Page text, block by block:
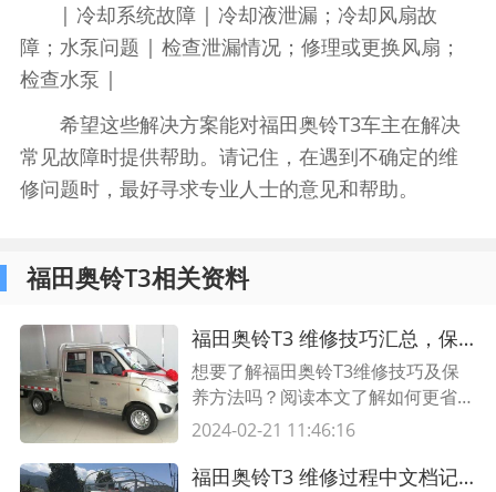
| 冷却系统故障 | 冷却液泄漏；冷却风扇故
障；水泵问题 | 检查泄漏情况；修理或更换风扇；
检查水泵 |
希望这些解决方案能对福田奥铃T3车主在解决
常见故障时提供帮助。请记住，在遇到不确定的维
修问题时，最好寻求专业人士的意见和帮助。
福田奥铃T3相关资料
福田奥铃T3 维修技巧汇总，保养更省心
想要了解福田奥铃T3维修技巧及保
养方法吗？阅读本文了解如何更省心
地维护您的车辆，同时找到适合的维
2024-02-21 11:46:16
福田奥铃T3 维修过程中文档记录的关键要素解析